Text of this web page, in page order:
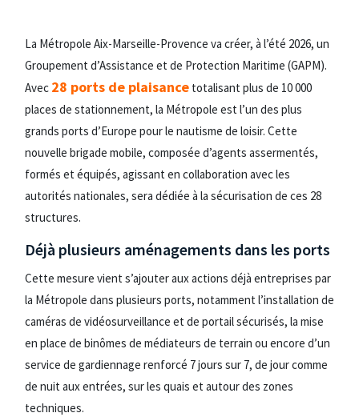
La Métropole Aix-Marseille-Provence va créer, à l’été 2026, un
Groupement d’Assistance et de Protection Maritime (GAPM).
Avec 28 ports de plaisance totalisant plus de 10 000
places de stationnement, la Métropole est l’un des plus
grands ports d’Europe pour le nautisme de loisir. Cette
nouvelle brigade mobile, composée d’agents assermentés,
formés et équipés, agissant en collaboration avec les
autorités nationales, sera dédiée à la sécurisation de ces 28
structures.
Déjà plusieurs aménagements dans les ports
Cette mesure vient s’ajouter aux actions déjà entreprises par
la Métropole dans plusieurs ports, notamment l’installation de
caméras de vidéosurveillance et de portail sécurisés, la mise
en place de binômes de médiateurs de terrain ou encore d’un
service de gardiennage renforcé 7 jours sur 7, de jour comme
de nuit aux entrées, sur les quais et autour des zones
techniques.